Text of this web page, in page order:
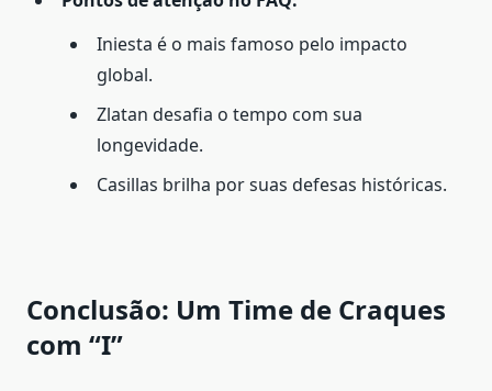
Iniesta é o mais famoso pelo impacto
global.
Zlatan desafia o tempo com sua
longevidade.
Casillas brilha por suas defesas históricas.
Conclusão: Um Time de Craques
com “I”